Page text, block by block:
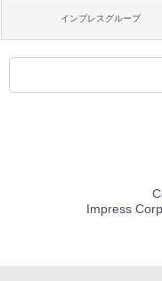
インプレスグループ
Impress